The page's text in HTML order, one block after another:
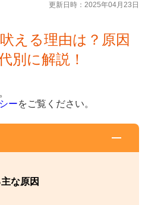
更新日時： 2025年04月23日
える理由は？原因
別に解説！
ーをご覧ください。
な原因